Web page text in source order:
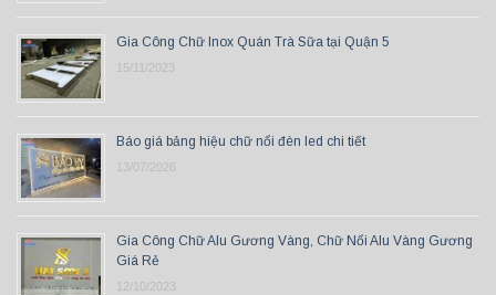
Gia Công Chữ Inox Quán Trà Sữa tại Quận 5
15/11/2023
Báo giá bảng hiệu chữ nổi đèn led chi tiết
13/07/2026
Gia Công Chữ Alu Gương Vàng, Chữ Nổi Alu Vàng Gương
Giá Rẻ
12/10/2023